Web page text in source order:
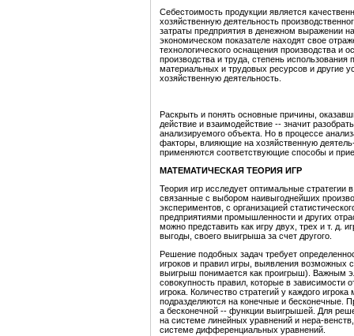
Себестоимость продукции является
хозяйственную деятельность
затраты предприятия в денежном выражении
экономическом показателе находят свое
технологического оснащения производства и
производства и труда, степень
материальных и трудовых ресурсов и другие
хозяйственную деятельность.
Раскрыть и понять основные причины,
действие и взаимодействие -- значит
анализируемого объекта. Но в процессе
факторы, влияющие на хозяйственную
применяются соответствующие способы и
МАТЕМАТИЧЕСКАЯ ТЕОРИЯ ИГР
Теория игр исследует оптимальные стратегии
связанные с выбором наивыгоднейших
экспериментов, с организацией
предприятиями промышленности и других
можно представить как игру двух, трех и т. д.
выгоды, своего выигрыша за счет другого.
Решение подобных задач требует
игроков и правил игры, выявления возможных
выигрыш понимается как проигрыш). Важным
совокупность правил, которые в зависимости
игрока. Количество стратегий у каждого
подразделяются на конечные и бесконечные.
а бесконечной -- функции выигрышей. Для
на системе линейных уравнений и нера-
системе дифференциальных уравнений.